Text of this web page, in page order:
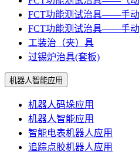
FCT功能测试治具——手
FCT功能测试治具——手
工装治（夹）具
过锡炉治具(套板)
机器人智能应用
机器人码垛应用
机器人智能应用
智能电表机器人应用
追踪点胶机器人应用